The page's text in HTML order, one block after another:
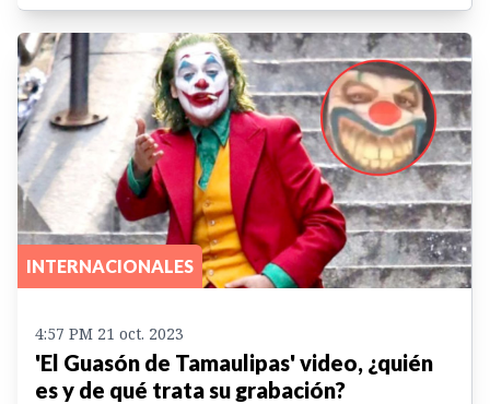
INTERNACIONALES
4:57 PM 21 oct. 2023
'El Guasón de Tamaulipas' video, ¿quién
es y de qué trata su grabación?